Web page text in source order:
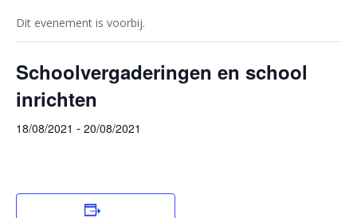
Dit evenement is voorbij.
Schoolvergaderingen en school
inrichten
18/08/2021 - 20/08/2021